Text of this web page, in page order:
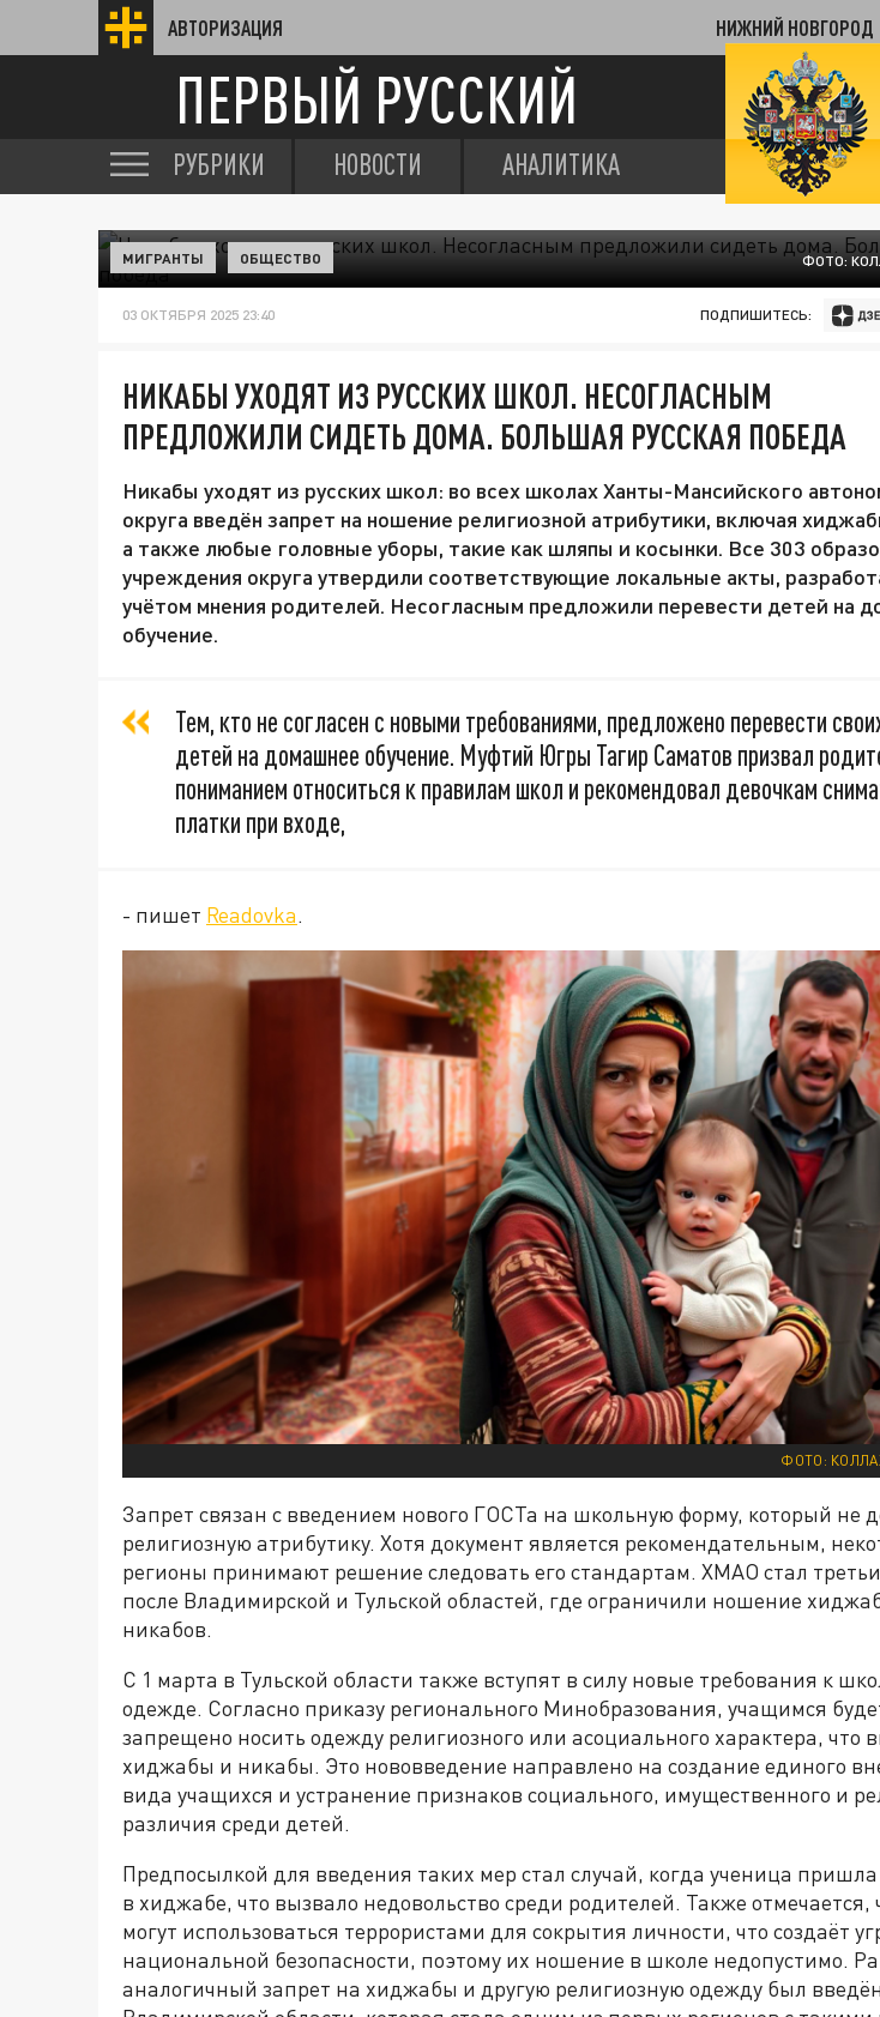
АВТОРИЗАЦИЯ НИЖНИЙ НОВГОРОД
ПЕРВЫЙ РУССКИЙ
РУБРИКИ НОВОСТИ АНАЛИТИКА
ФОТО:
МИГРАНТЫ ОБЩЕСТВО
03 ОКТЯБРЯ 2025 23:40 ПОДПИШИТЕСЬ:
НИКАБЫ УХОДЯТ ИЗ РУССКИХ ШКОЛ. НЕСОГЛАСНЫМ
ПРЕДЛОЖИЛИ СИДЕТЬ ДОМА. БОЛЬШАЯ РУССКАЯ ПОБЕДА
Никабы уходят из русских школ: во всех школах Ханты-Мансийского
округа введён запрет на ношение религиозной атрибутики, включая
а также любые головные уборы, такие как шляпы и косынки. Все 303
учреждения округа утвердили соответствующие локальные акты,
учётом мнения родителей. Несогласным предложили перевести детей на
обучение.
Тем, кто не согласен с новыми требованиями, предложено перевести
детей на домашнее обучение. Муфтий Югры Тагир Саматов призвал
пониманием относиться к правилам школ и рекомендовал девочкам
платки при входе,
- пишет Readovka.
ФОТО:
Запрет связан с введением нового ГОСТа на школьную форму, который не
религиозную атрибутику. Хотя документ является рекомендательным,
регионы принимают решение следовать его стандартам. ХМАО стал
после Владимирской и Тульской областей, где ограничили ношение
никабов.
С 1 марта в Тульской области также вступят в силу новые требования к
одежде. Согласно приказу регионального Минобразования, учащимся
запрещено носить одежду религиозного или асоциального характера, что
хиджабы и никабы. Это нововведение направлено на создание единого
вида учащихся и устранение признаков социального, имущественного и
различия среди детей.
Предпосылкой для введения таких мер стал случай, когда ученица
в хиджабе, что вызвало недовольство среди родителей. Также отмечается,
могут использоваться террористами для сокрытия личности, что создаёт
национальной безопасности, поэтому их ношение в школе недопустимо.
аналогичный запрет на хиджабы и другую религиозную одежду был